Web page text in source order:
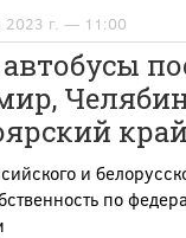
2023 г. — 11:00
край
и
по